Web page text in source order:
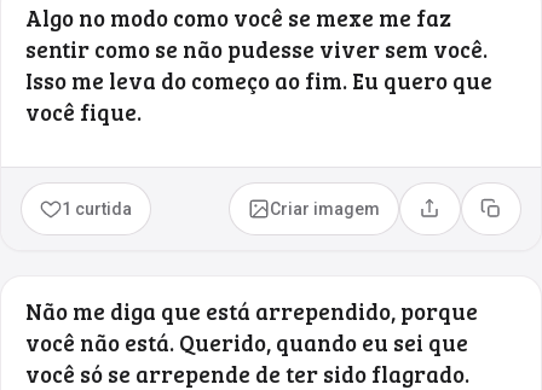
Algo no modo como você se mexe me faz
sentir como se não pudesse viver sem você.
Isso me leva do começo ao fim. Eu quero que
você fique.
1 curtida Criar imagem Compartilhar
Copiar
Não me diga que está arrependido, porque
você não está. Querido, quando eu sei que
você só se arrepende de ter sido flagrado.